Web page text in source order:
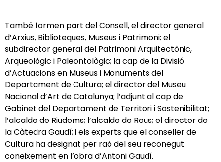
També formen part del Consell, el director general
d’Arxius, Biblioteques, Museus i Patrimoni; el
subdirector general del Patrimoni Arquitectònic,
Arqueològic i Paleontològic; la cap de la Divisió
d’Actuacions en Museus i Monuments del
Departament de Cultura; el director del Museu
Nacional d’Art de Catalunya; l’adjunt al cap de
Gabinet del Departament de Territori i Sostenibilitat;
l’alcalde de Riudoms; l’alcalde de Reus; el director de
la Càtedra Gaudí; i els experts que el conseller de
Cultura ha designat per raó del seu reconegut
coneixement en l’obra d’Antoni Gaudí.